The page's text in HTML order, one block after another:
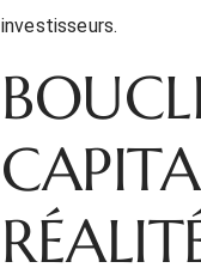
investisseurs.